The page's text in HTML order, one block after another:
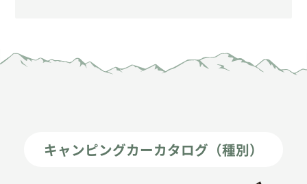
キャンピングカーカタログ（種別）